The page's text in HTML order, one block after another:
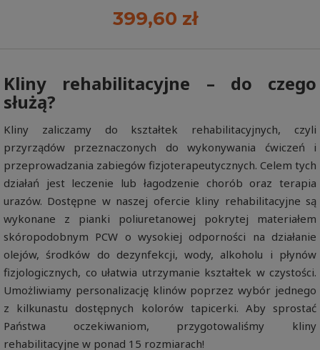
399,60 zł
Kliny rehabilitacyjne – do czego
służą?
Kliny zaliczamy do kształtek rehabilitacyjnych, czyli
przyrządów przeznaczonych do wykonywania ćwiczeń i
przeprowadzania zabiegów fizjoterapeutycznych. Celem tych
działań jest leczenie lub łagodzenie chorób oraz terapia
urazów. Dostępne w naszej ofercie kliny rehabilitacyjne są
wykonane z pianki poliuretanowej pokrytej materiałem
skóropodobnym PCW o wysokiej odporności na działanie
olejów, środków do dezynfekcji, wody, alkoholu i płynów
fizjologicznych, co ułatwia utrzymanie kształtek w czystości.
Umożliwiamy personalizację klinów poprzez wybór jednego
z kilkunastu dostępnych kolorów tapicerki. Aby sprostać
Państwa oczekiwaniom, przygotowaliśmy kliny
rehabilitacyjne w ponad 15 rozmiarach!